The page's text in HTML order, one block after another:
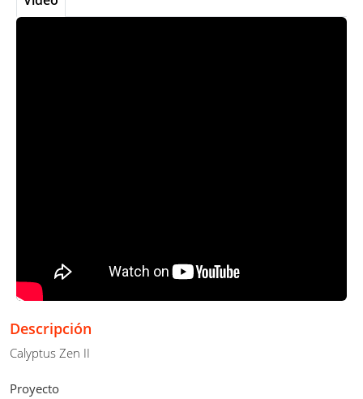
Descripción
Calyptus Zen II
Proyecto